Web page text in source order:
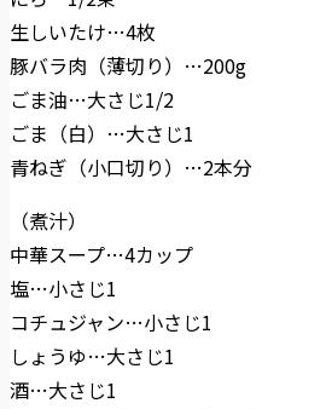
生しいたけ…4枚
豚バラ肉（薄切り）…200g
ごま油…大さじ1/2
ごま（白）…大さじ1
青ねぎ（小口切り）…2本分
（煮汁）
中華スープ…4カップ
塩…小さじ1
コチュジャン…小さじ1
しょうゆ…大さじ1
酒…大さじ1